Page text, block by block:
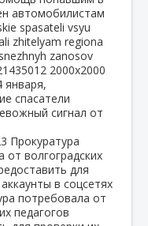
автомобилистам
января,
спасатели
сигнал от
Прокуратура
от волгоградских
для
в соцсетях